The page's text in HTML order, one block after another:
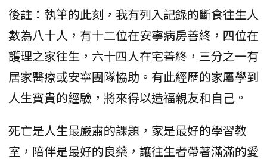
後註：執筆的此刻，我有列入記錄的斷食往生人
數為八十人，有十二位在安寧病房善終，四位在
護理之家往生，六十四人在宅善終，三分之一有
居家醫療或安寧團隊協助。有此經歷的家屬學到
人生寶貴的經驗，將來得以造福親友和自己。
死亡是人生最嚴肅的課題，家是最好的學習教
室，陪伴是最好的良藥，讓往生者帶著滿滿的愛